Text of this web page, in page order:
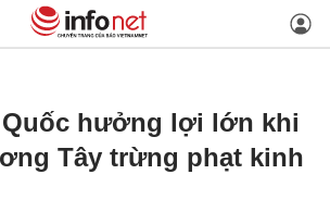
Quốc hưởng lợi lớn khi
Tây trừng phạt kinh